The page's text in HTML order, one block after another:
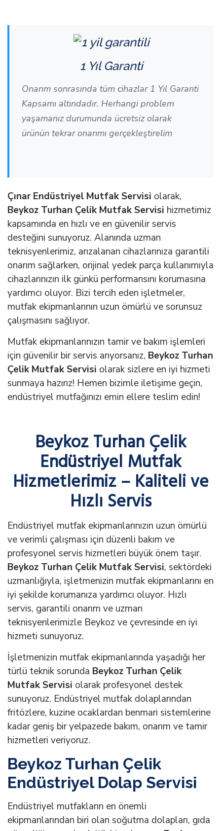
1 Yıl Garanti
Onarım sonrasında tüm cihazlar 1 Yıl Garanti
Kapsamı altındadır. Herhangi problem
yaşamanız durumunda ücretsiz olarak
ürünün tekrar onarımı gerçekleştirelim
Çınar Endüstriyel Mutfak Servisi olarak,
Beykoz Turhan Çelik Mutfak Servisi hizmetimiz
kapsamında en hızlı ve en güvenilir servis
desteğini sunuyoruz. Alanında uzman
teknisyenlerimiz, arızalanan cihazlarınıza garantili
onarım sağlarken, orijinal yedek parça kullanımıyla
cihazlarınızın ilk günkü performansını korumasına
yardımcı oluyor. Bizi tercih eden işletmeler,
mutfak ekipmanlarının uzun ömürlü ve sorunsuz
çalışmasını sağlıyor.
Mutfak ekipmanlarınızın tamir ve bakım işlemleri
için güvenilir bir servis arıyorsanız, Beykoz Turhan
Çelik Mutfak Servisi olarak sizlere en iyi hizmeti
sunmaya hazırız! Hemen bizimle iletişime geçin,
endüstriyel mutfağınızı emin ellere teslim edin!
Beykoz Turhan Çelik
Endüstriyel Mutfak
Hizmetlerimiz – Kaliteli ve
Hızlı Servis
Endüstriyel mutfak ekipmanlarınızın uzun ömürlü
ve verimli çalışması için düzenli bakım ve
profesyonel servis hizmetleri büyük önem taşır.
Beykoz Turhan Çelik Mutfak Servisi, sektördeki
uzmanlığıyla, işletmenizin mutfak ekipmanlarını en
iyi şekilde korumanıza yardımcı oluyor. Hızlı
servis, garantili onarım ve uzman
teknisyenlerimizle Beykoz ve çevresinde en iyi
hizmeti sunuyoruz.
İşletmenizin mutfak ekipmanlarında yaşadığı her
türlü teknik sorunda Beykoz Turhan Çelik
Mutfak Servisi olarak profesyonel destek
sunuyoruz. Endüstriyel mutfak dolaplarından
fritözlere, kuzine ocaklardan benmari sistemlerine
kadar geniş bir yelpazede bakım, onarım ve tamir
hizmetleri veriyoruz.
Beykoz Turhan Çelik
Endüstriyel Dolap Servisi
Endüstriyel mutfakların en önemli
ekipmanlarından biri olan soğutma dolapları, gıda